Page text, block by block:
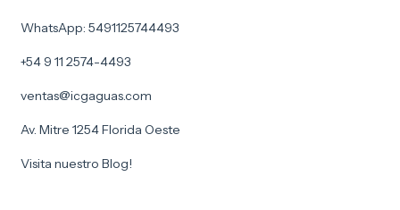
WhatsApp: 5491125744493
+54 9 11 2574-4493
ventas@icgaguas.com
Av. Mitre 1254 Florida Oeste
Visita nuestro Blog!